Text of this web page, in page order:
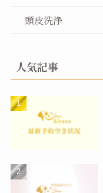
頭皮洗浄
人気記事